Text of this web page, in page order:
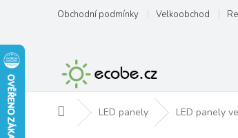
obsah
Obchodní podmínky Velkoobchod
Domů LED panely LED panely